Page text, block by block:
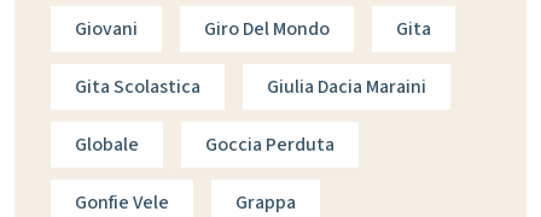
Giovani Giro Del Mondo Gita
Gita Scolastica Giulia Dacia Maraini
Globale Goccia Perduta
Gonfie Vele Grappa